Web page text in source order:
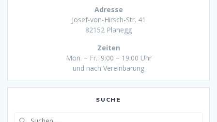
Adresse
Josef-von-Hirsch-Str. 41
82152 Planegg
Zeiten
Mon. – Fr.: 9:00 – 19:00 Uhr
und nach Vereinbarung
SUCHE